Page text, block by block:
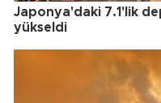
Japonya'daki 7.1'lik
yükseldi